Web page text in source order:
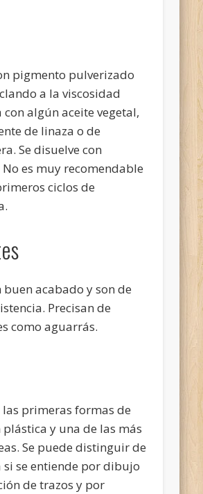
pigmento pulverizado
a la viscosidad
algún aceite vegetal,
de linaza o de
Se disuelve con
es muy recomendable
ciclos de
buen acabado y son de
Precisan de
como aguarrás.
las primeras formas de
y una de las más
Se puede distinguir de
se entiende por dibujo
de trazos y por